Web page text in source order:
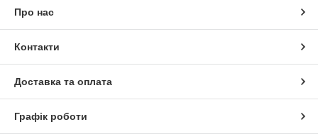
Про нас
Контакти
Доставка та оплата
Графік роботи